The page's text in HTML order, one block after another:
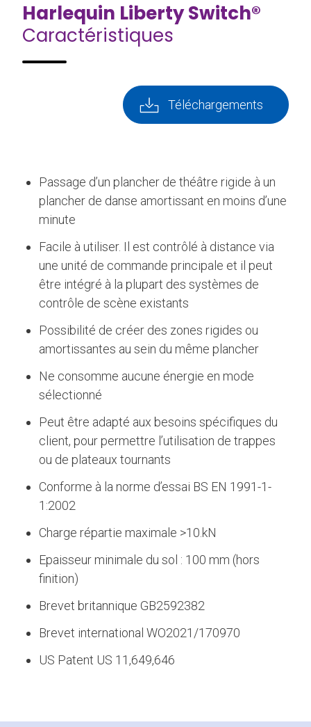
Harlequin Liberty Switch®
Caractéristiques
Téléchargements
Passage d’un plancher de théâtre rigide à un
plancher de danse amortissant en moins d’une
minute
Facile à utiliser. Il est contrôlé à distance via
une unité de commande principale et il peut
être intégré à la plupart des systèmes de
contrôle de scène existants
Possibilité de créer des zones rigides ou
amortissantes au sein du même plancher
Ne consomme aucune énergie en mode
sélectionné
Peut être adapté aux besoins spécifiques du
client, pour permettre l’utilisation de trappes
ou de plateaux tournants
Conforme à la norme d’essai BS EN 1991-1-
1:2002
Charge répartie maximale >10.kN
Epaisseur minimale du sol : 100 mm (hors
finition)
Brevet britannique GB2592382
Brevet international WO2021/170970
US Patent US 11,649,646